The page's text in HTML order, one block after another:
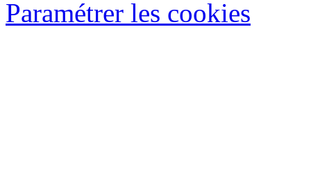
Paramétrer les cookies